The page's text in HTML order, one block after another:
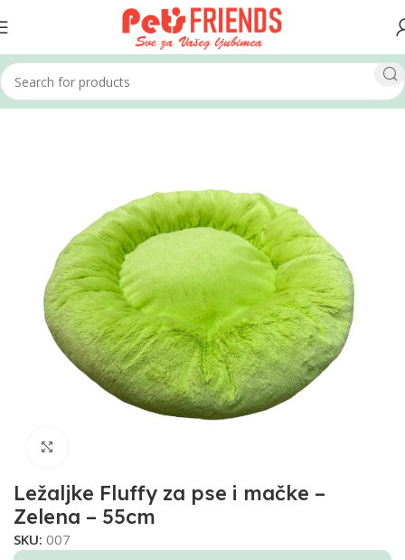
Home Psi Kreveti
Ležaljke Fluffy za pse i mačke –
Zelena – 55cm
SKU: 007